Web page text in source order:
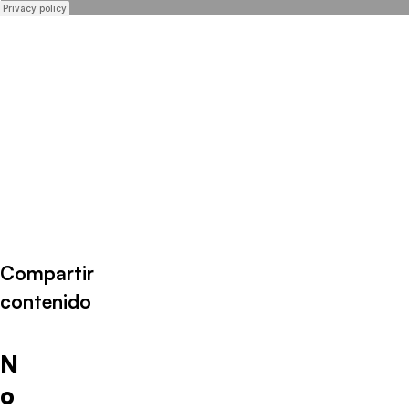
Compartir
contenido
N
o